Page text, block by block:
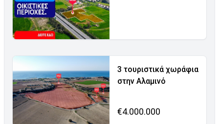
3 τουριστικά χωράφια
στην Αλαμινό
€4.000.000